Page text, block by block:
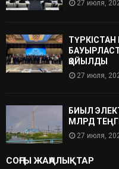
27 июля,
ҚОЙЫЛДЫ
27 июля,
БИЫЛ
МЛРД
27 июля,
СОҢҒЫ ЖАҢАЛЫҚТАР